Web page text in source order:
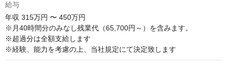
給与
年収 315万円 〜 450万円
※月40時間分のみなし残業代（65,700円～）を含みます。
※超過分は全額支給します
※経験、能力を考慮の上、当社規定にて決定致します